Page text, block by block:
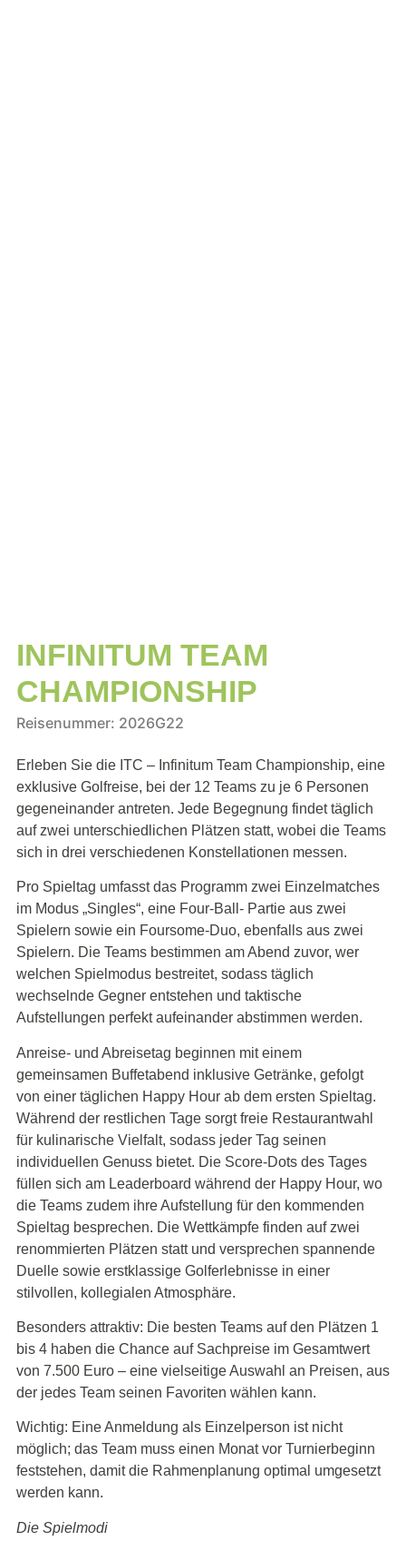
INFINITUM TEAM
CHAMPIONSHIP
Reisenummer: 2026G22
Erleben Sie die ITC – Infinitum Team Championship, eine
exklusive Golfreise, bei der 12 Teams zu je 6 Personen
gegeneinander antreten. Jede Begegnung findet täglich
auf zwei unterschiedlichen Plätzen statt, wobei die Teams
sich in drei verschiedenen Konstellationen messen.
Pro Spieltag umfasst das Programm zwei Einzelmatches
im Modus „Singles“, eine Four-Ball- Partie aus zwei
Spielern sowie ein Foursome-Duo, ebenfalls aus zwei
Spielern. Die Teams bestimmen am Abend zuvor, wer
welchen Spielmodus bestreitet, sodass täglich
wechselnde Gegner entstehen und taktische
Aufstellungen perfekt aufeinander abstimmen werden.
Anreise- und Abreisetag beginnen mit einem
gemeinsamen Buffetabend inklusive Getränke, gefolgt
von einer täglichen Happy Hour ab dem ersten Spieltag.
Während der restlichen Tage sorgt freie Restaurantwahl
für kulinarische Vielfalt, sodass jeder Tag seinen
individuellen Genuss bietet. Die Score-Dots des Tages
füllen sich am Leaderboard während der Happy Hour, wo
die Teams zudem ihre Aufstellung für den kommenden
Spieltag besprechen. Die Wettkämpfe finden auf zwei
renommierten Plätzen statt und versprechen spannende
Duelle sowie erstklassige Golferlebnisse in einer
stilvollen, kollegialen Atmosphäre.
Besonders attraktiv: Die besten Teams auf den Plätzen 1
bis 4 haben die Chance auf Sachpreise im Gesamtwert
von 7.500 Euro – eine vielseitige Auswahl an Preisen, aus
der jedes Team seinen Favoriten wählen kann.
Wichtig: Eine Anmeldung als Einzelperson ist nicht
möglich; das Team muss einen Monat vor Turnierbeginn
feststehen, damit die Rahmenplanung optimal umgesetzt
werden kann.
Die Spielmodi